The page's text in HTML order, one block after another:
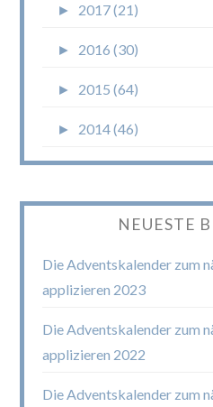
► 2017 (21)
► 2016 (30)
► 2015 (64)
► 2014 (46)
NEUESTE
Die Adventskalender zum
applizieren 2023
Die Adventskalender zum
applizieren 2022
Die Adventskalender zum